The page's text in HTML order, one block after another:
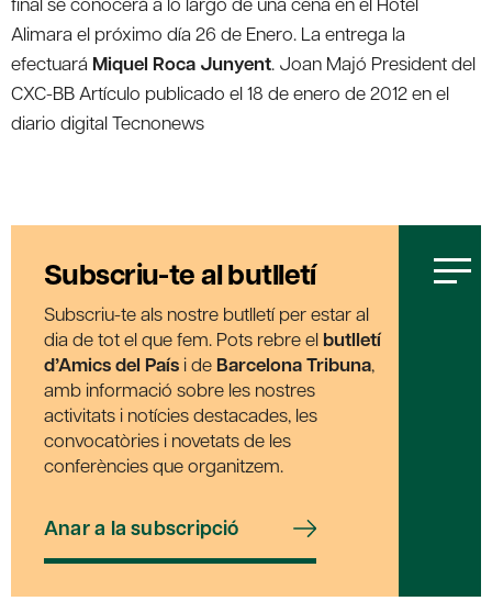
Alimara el próximo día 26 de Enero. La entrega la
efectuará Miquel Roca Junyent. Joan Majó President del
CXC-BB Artículo publicado el 18 de enero de 2012 en el
diario digital Tecnonews
Subscriu-te al butlletí
Subscriu-te als nostre butlletí per estar al
dia de tot el que fem. Pots rebre el butlletí
d’Amics del País i de Barcelona Tribuna,
amb informació sobre les nostres
activitats i notícies destacades, les
convocatòries i novetats de les
conferències que organitzem.
Anar a la subscripció